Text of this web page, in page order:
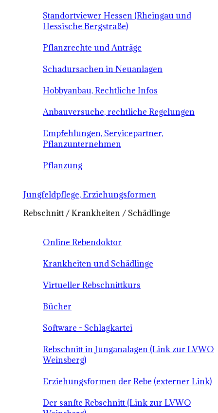
Standortviewer Hessen (Rheingau und
Hessische Bergstraße)
Pflanzrechte und Anträge
Schadursachen in Neuanlagen
Hobbyanbau, Rechtliche Infos
Anbauversuche, rechtliche Regelungen
Empfehlungen, Servicepartner,
Pflanzunternehmen
Pflanzung
Jungfeldpflege, Erziehungsformen
Rebschnitt / Krankheiten / Schädlinge
Online Rebendoktor
Krankheiten und Schädlinge
Virtueller Rebschnittkurs
Bücher
Software - Schlagkartei
Rebschnitt in Junganalagen (Link zur LVWO
Weinsberg)
Erziehungsformen der Rebe (externer Link)
Der sanfte Rebschnitt (Link zur LVWO